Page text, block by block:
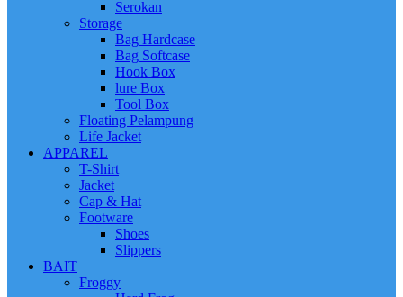
Serokan
Storage
Bag Hardcase
Bag Softcase
Hook Box
lure Box
Tool Box
Floating Pelampung
Life Jacket
APPAREL
T-Shirt
Jacket
Cap & Hat
Footware
Shoes
Slippers
BAIT
Froggy